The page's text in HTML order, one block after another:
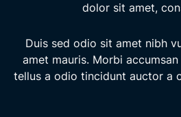
dolor sit amet,
Duis sed odio sit amet nibh
amet mauris. Morbi
tellus a odio tincidunt auctor a